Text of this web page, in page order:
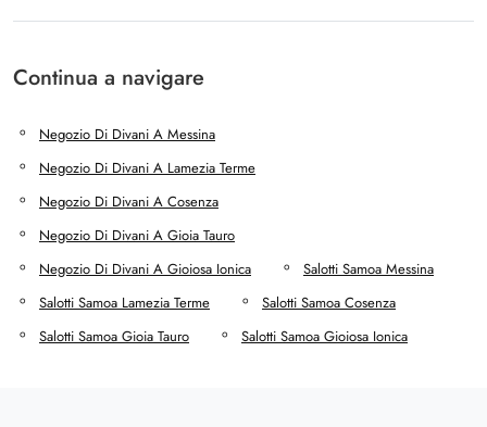
Continua a navigare
Negozio Di Divani A Messina
Negozio Di Divani A Lamezia Terme
Negozio Di Divani A Cosenza
Negozio Di Divani A Gioia Tauro
Negozio Di Divani A Gioiosa Ionica
Salotti Samoa Messina
Salotti Samoa Lamezia Terme
Salotti Samoa Cosenza
Salotti Samoa Gioia Tauro
Salotti Samoa Gioiosa Ionica